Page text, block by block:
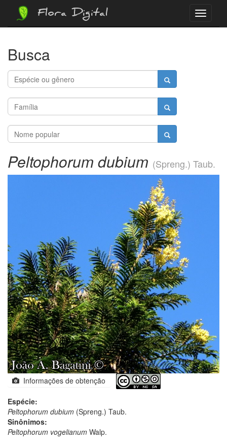
Menu
Flora Digital
Busca
Peltophorum dubium (Spreng.) Taub.
Informações de obtenção
Espécie:
Peltophorum dubium (Spreng.) Taub.
Sinônimos:
Peltophorum vogelianum Walp.